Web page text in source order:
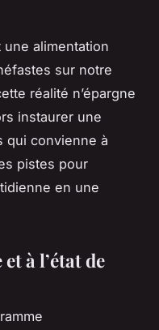
alimentation
sur notre
réalité n’épargne
instaurer une
qui convienne à
pistes pour
en une
à l’état de